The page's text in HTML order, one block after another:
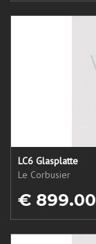
LC6 Glasplatte
Le Corbusier
€ 899.00